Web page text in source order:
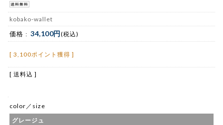
kobako-wallet
価格 : 34,100円(税込)
[ 3,100ポイント獲得 ]
[ 送料込 ]
color／size
グレージュ